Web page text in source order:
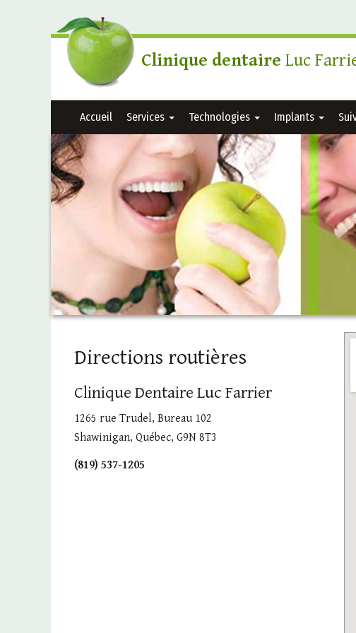
Clinique dentaire Luc
Accueil Services Technologies Implants
Directions routières
Clinique Dentaire Luc Farrier
1265 rue Trudel, Bureau 102
Shawinigan, Québec, G9N 8T3
(819) 537-1205